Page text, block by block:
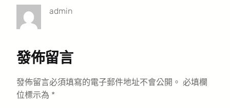
admin
發佈留言
發佈留言必須填寫的電子郵件地址不會公開。 必填欄
位標示為 *